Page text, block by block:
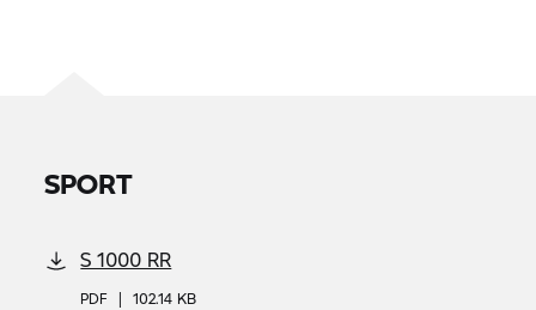
SPORT
S 1000 RR
PDF | 102.14 KB